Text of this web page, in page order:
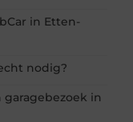
in Etten-
nodig?
in